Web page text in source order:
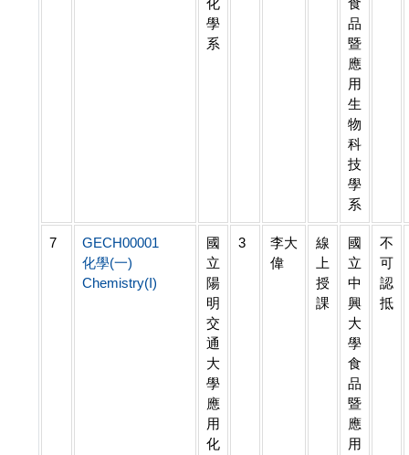
化
學
系
食
品
暨
應
用
生
物
科
技
學
系
7
GECH00001
化學(一)
Chemistry(I)
國
立
陽
明
交
通
大
學
應
用
化
3
李大
偉
線
上
授
課
國
立
中
興
大
學
食
品
暨
應
用
不
可
認
抵